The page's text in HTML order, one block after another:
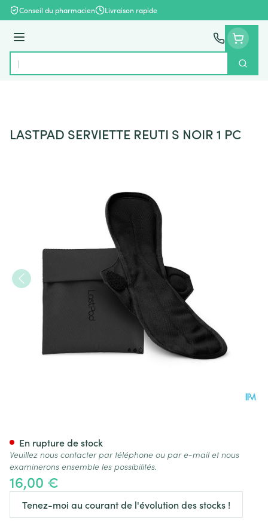
Aller au contenu
Conseil du pharmacien Livraison rapide
Menu
Rechercher
LASTPAD SERVIETTE REUTI S NOIR 1 PC
16,00 €
Tenez-moi au courant de l'évolution des stocks !
En rupture de stock
Veuillez nous contacter par téléphone ou par e-mail et nous
examinerons ensemble les possibilités.